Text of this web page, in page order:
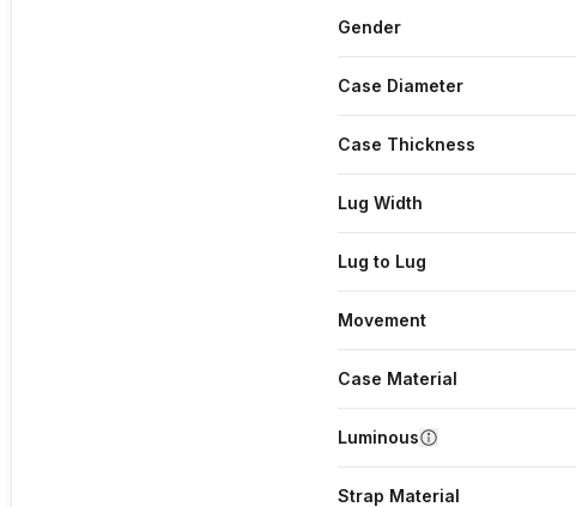
Gender
Case Diameter
Case Thickness
Lug Width
Lug to Lug
Movement
Case Material
Luminous
Strap Material